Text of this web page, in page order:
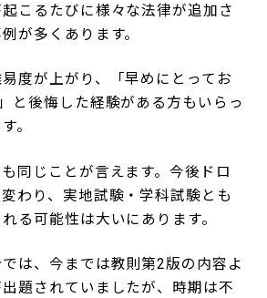
こるたびに様々な法律が追加さ
が多くあります。
度が上がり、「早めにとってお
と後悔した経験がある方もいらっ
。
同じことが言えます。今後ドロ
わり、実地試験・学科試験とも
る可能性は大いにあります。
は、今までは教則第2版の内容よ
題されていましたが、時期は不